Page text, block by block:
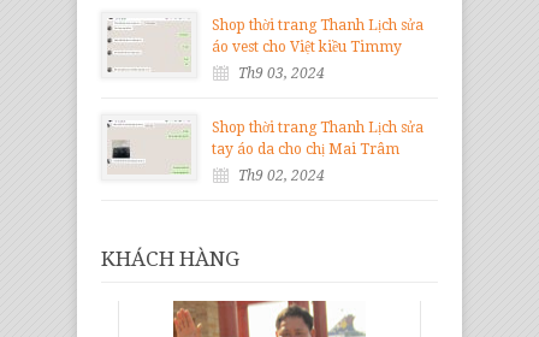
Shop thời trang Thanh Lịch sửa
áo vest cho Việt kiều Timmy
Th9 03, 2024
Shop thời trang Thanh Lịch sửa
tay áo da cho chị Mai Trâm
Th9 02, 2024
KHÁCH HÀNG